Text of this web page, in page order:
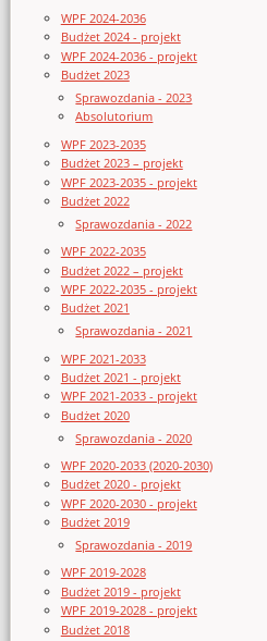
WPF 2024-2036
Budżet 2024 - projekt
WPF 2024-2036 - projekt
Budżet 2023
Sprawozdania - 2023
Absolutorium
WPF 2023-2035
Budżet 2023 – projekt
WPF 2023-2035 - projekt
Budżet 2022
Sprawozdania - 2022
WPF 2022-2035
Budżet 2022 – projekt
WPF 2022-2035 - projekt
Budżet 2021
Sprawozdania - 2021
WPF 2021-2033
Budżet 2021 - projekt
WPF 2021-2033 - projekt
Budżet 2020
Sprawozdania - 2020
WPF 2020-2033 (2020-2030)
Budżet 2020 - projekt
WPF 2020-2030 - projekt
Budżet 2019
Sprawozdania - 2019
WPF 2019-2028
Budżet 2019 - projekt
WPF 2019-2028 - projekt
Budżet 2018